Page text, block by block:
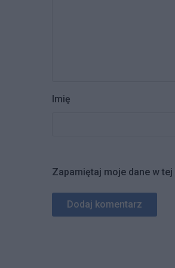
Imię
Zapamiętaj moje dane w